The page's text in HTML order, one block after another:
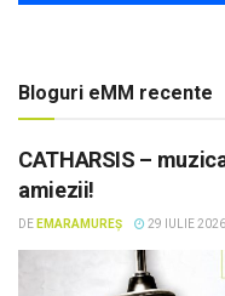
Bloguri eMM recente
CATHARSIS –
amiezii!
DE EMARAMUREȘ 29 IULIE 2026